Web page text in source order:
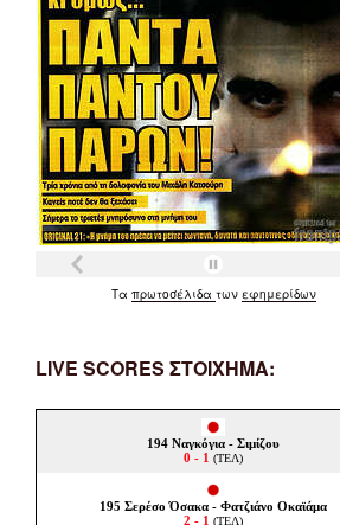
Τα πρωτοσέλιδα των εφημερίδων
LIVE SCORES ΣΤΟΙΧΗΜΑ: